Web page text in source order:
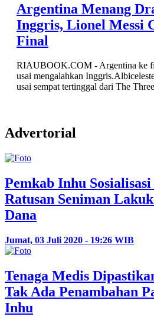
Argentina Menang
Inggris, Lionel Messi
Final
RIAUBOOK.COM - Argentina ke
usai mengalahkan
usai sempat tertinggal dari The
Advertorial
Pemkab Inhu
Ratusan Seniman
Dana
Jumat, 03 Juli 2020 - 19:26 WIB
Tenaga Medis
Tak Ada Penambahan
Inhu